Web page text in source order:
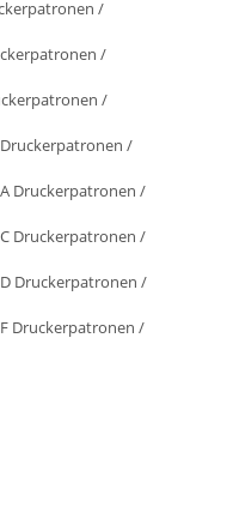
/
/
/
Druckerpatronen /
Druckerpatronen /
Druckerpatronen /
Druckerpatronen /
Druckerpatronen /